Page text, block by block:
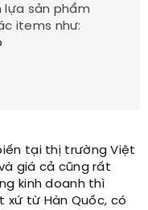
lựa sản phẩm
items như:
tại thị trường Việt
giá cả cũng rất
kinh doanh thì
xứ từ Hàn Quốc, có